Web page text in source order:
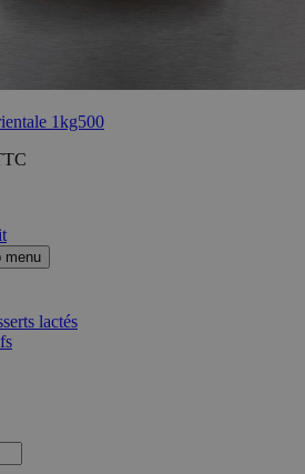
1kg500
menu
lactés